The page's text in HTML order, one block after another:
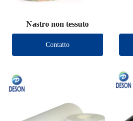
Nastro non tessuto
Contatto